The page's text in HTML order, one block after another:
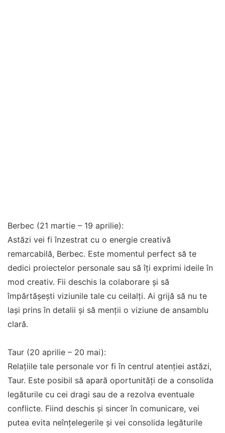
Berbec (21 martie – 19 aprilie):
Astăzi vei fi înzestrat cu o energie creativă
remarcabilă, Berbec. Este momentul perfect să te
dedici proiectelor personale sau să îți exprimi ideile în
mod creativ. Fii deschis la colaborare și să
împărtășești viziunile tale cu ceilalți. Ai grijă să nu te
lași prins în detalii și să menții o viziune de ansamblu
clară.
Taur (20 aprilie – 20 mai):
Relațiile tale personale vor fi în centrul atenției astăzi,
Taur. Este posibil să apară oportunități de a consolida
legăturile cu cei dragi sau de a rezolva eventuale
conflicte. Fiind deschis și sincer în comunicare, vei
putea evita neînțelegerile și vei consolida legăturile